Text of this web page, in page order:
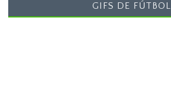
GIFS DE FÚTBOL